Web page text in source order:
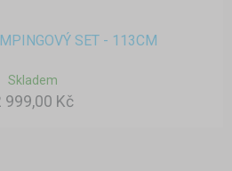
SET - 113CM
Skladem
999,00 Kč